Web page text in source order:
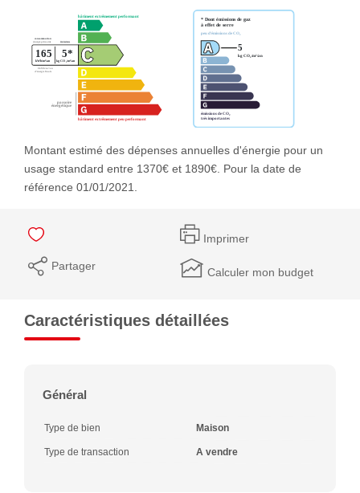
Montant estimé des dépenses annuelles d'énergie pour un
usage standard entre 1370€ et 1890€. Pour la date de
référence 01/01/2021.
Imprimer
Partager Calculer mon budget
Caractéristiques détaillées
Général
Type de bien Maison
Type de transaction A vendre